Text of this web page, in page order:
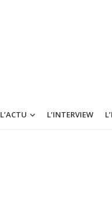
L’ACTU L’INTERVIEW